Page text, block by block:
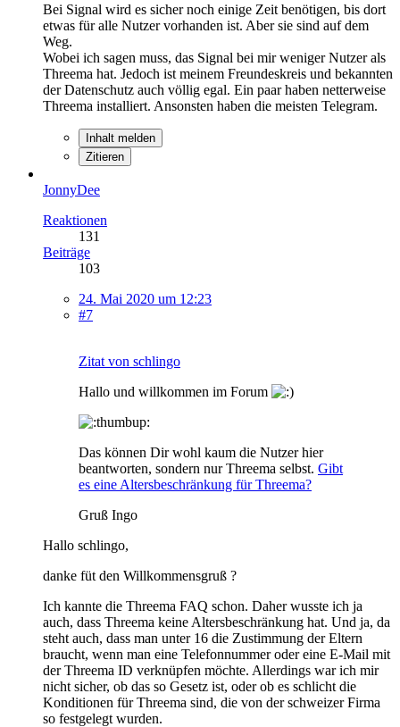
Bei Signal wird es sicher noch einige Zeit benötigen, bis dort
etwas für alle Nutzer vorhanden ist. Aber sie sind auf dem
Weg.
Wobei ich sagen muss, das Signal bei mir weniger Nutzer als
Threema hat. Jedoch ist meinem Freundeskreis und bekannten
der Datenschutz auch völlig egal. Ein paar haben netterweise
Threema installiert. Ansonsten haben die meisten Telegram.
Inhalt melden
Zitieren
JonnyDee
Reaktionen
131
Beiträge
103
24. Mai 2020 um 12:23
#7
Zitat von schlingo
Hallo und willkommen im Forum
Das können Dir wohl kaum die Nutzer hier
beantworten, sondern nur Threema selbst. Gibt
es eine Altersbeschränkung für Threema?
Gruß Ingo
Hallo schlingo,
danke füt den Willkommensgruß ?
Ich kannte die Threema FAQ schon. Daher wusste ich ja
auch, dass Threema keine Altersbeschränkung hat. Und ja, da
steht auch, dass man unter 16 die Zustimmung der Eltern
braucht, wenn man eine Telefonnummer oder eine E-Mail mit
der Threema ID verknüpfen möchte. Allerdings war ich mir
nicht sicher, ob das so Gesetz ist, oder ob es schlicht die
Konditionen für Threema sind, die von der schweizer Firma
so festgelegt wurden.